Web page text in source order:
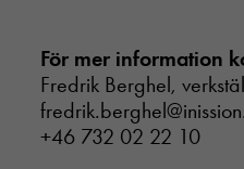
För mer information
Fredrik Berghel,
+46 732 02 22 10